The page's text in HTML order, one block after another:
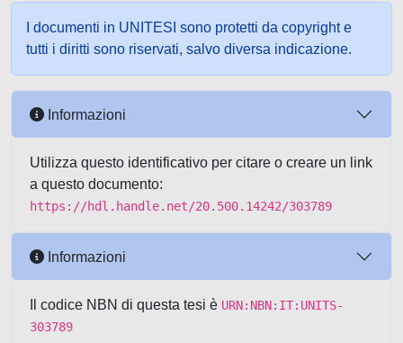
I documenti in UNITESI sono protetti da copyright e
tutti i diritti sono riservati, salvo diversa indicazione.
Informazioni
Utilizza questo identificativo per citare o creare un link
a questo documento:
https://hdl.handle.net/20.500.14242/303789
Informazioni
Il codice NBN di questa tesi è URN:NBN:IT:UNITS-
303789